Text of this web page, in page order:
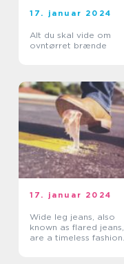
17. januar 2024
Alt du skal vide om
ovntørret brænde
17. januar 2024
Wide leg jeans, also
known as flared jeans,
are a timeless fashion